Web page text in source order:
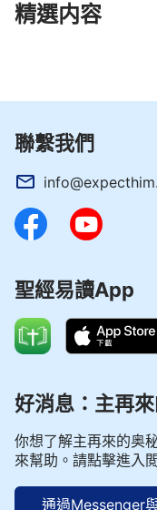
精選内容
聯繫我們
聖經易讀App
好消息：主再
你想了解主再來的奥
來幫助。請點擊進入
通過Messenger